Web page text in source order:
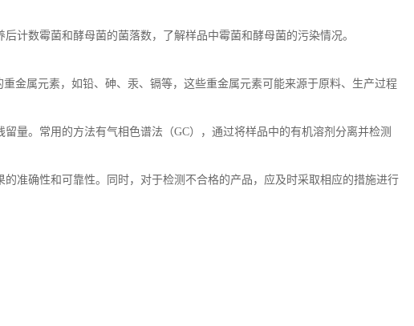
计数霉菌和酵母菌的菌落数，了解样品中霉菌和酵母菌的污染情况。
重金属元素，如铅、砷、汞、镉等，这些重金属元素可能来源于原料、生产过程
量。常用的方法有气相色谱法（GC），通过将样品中的有机溶剂分离并检测
准确性和可靠性。同时，对于检测不合格的产品，应及时采取相应的措施进行